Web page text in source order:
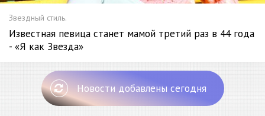
Звездный стиль.
Известная певица станет мамой третий раз в 44 года
- «Я как Звезда»
Новости добавлены сегодня